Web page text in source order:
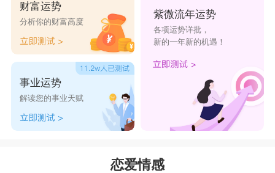
人的帮助，不会陷入孤立无援的境地中。
妤婕
妤字五行属水，而婕字五行属木，这个名字是草字
头比较旺的字女孩名字，表明孩子美丽聪慧，婀娜
多姿，长得特别好看，同时表明她们非常有礼貌和
教养，独立又自信，才德兼备，长大之后绝对不会
财富运势
分析你的财富高度
事业运势
解读您的事业天赋
紫微流年运势
各项运势详批，
新的一年新的机遇！
恋爱情感